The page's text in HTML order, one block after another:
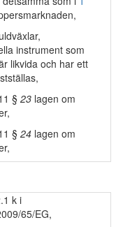
instrument som
likvida och har ett
§ 23 lagen om
§ 24 lagen om
k i
65/EG,